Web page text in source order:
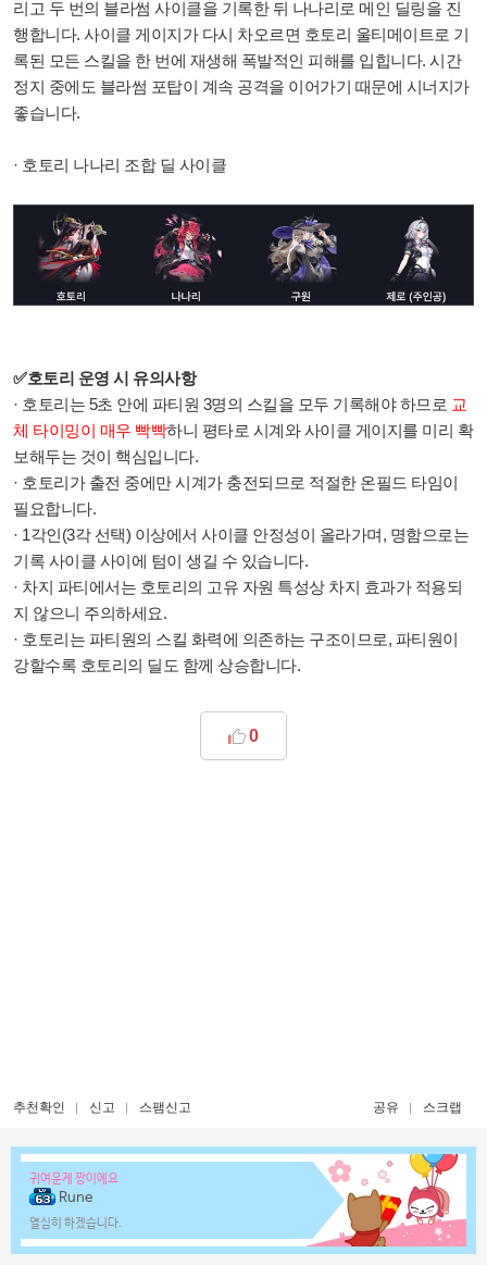
리고 두 번의 블라썸 사이클을 기록한 뒤 나나리로 메인 딜링을 진
행합니다. 사이클 게이지가 다시 차오르면 호토리 울티메이트로 기
록된 모든 스킬을 한 번에 재생해 폭발적인 피해를 입힙니다. 시간
정지 중에도 블라썸 포탑이 계속 공격을 이어가기 때문에 시너지가
좋습니다.
· 호토리 나나리 조합 딜 사이클
✅호토리 운영 시 유의사항
· 호토리는 5초 안에 파티원 3명의 스킬을 모두 기록해야 하므로 교
체 타이밍이 매우 빡빡하니 평타로 시계와 사이클 게이지를 미리 확
보해두는 것이 핵심입니다.
· 호토리가 출전 중에만 시계가 충전되므로 적절한 온필드 타임이
필요합니다.
· 1각인(3각 선택) 이상에서 사이클 안정성이 올라가며, 명함으로는
기록 사이클 사이에 텀이 생길 수 있습니다.
· 차지 파티에서는 호토리의 고유 자원 특성상 차지 효과가 적용되
지 않으니 주의하세요.
· 호토리는 파티원의 스킬 화력에 의존하는 구조이므로, 파티원이
강할수록 호토리의 딜도 함께 상승합니다.
0
추천확인 신고 스팸신고 공유 스크랩
귀여운게 짱이에요
Rune
열심히 하겠습니다.